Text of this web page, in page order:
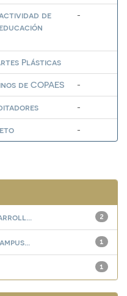
de
-
Plásticas
de COPAES -
-
-
2
1
1